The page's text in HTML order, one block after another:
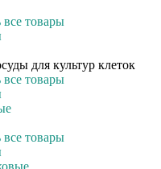
товары
для культур клеток
товары
товары